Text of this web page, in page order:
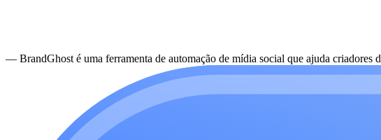
— BrandGhost é uma ferramenta de automação de mídia social que ajuda criadores